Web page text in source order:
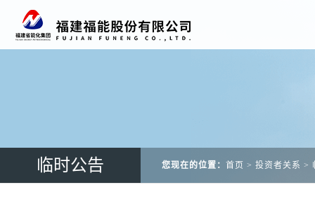
临时公告 您现在的位置： 首页 > 投资者关系 >